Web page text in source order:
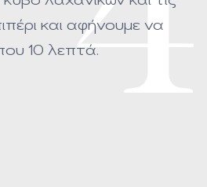
και αφήνουμε να
10 λεπτά.